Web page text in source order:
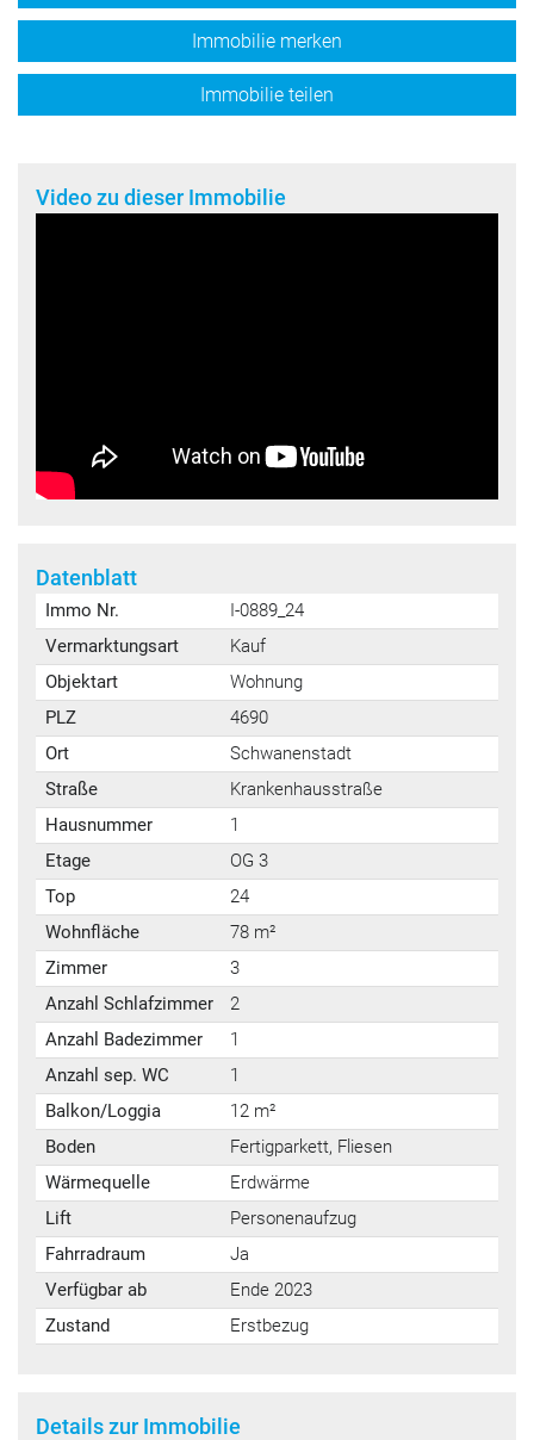
Immobilie merken
Immobilie teilen
Video zu dieser Immobilie
Datenblatt
Immo Nr.
I-0889_24
Vermarktungsart
Kauf
Objektart
Wohnung
PLZ
4690
Ort
Schwanenstadt
Straße
Krankenhausstraße
Hausnummer
1
Etage
OG 3
Top
24
Wohnfläche
78 m²
Zimmer
3
Anzahl Schlafzimmer
2
Anzahl Badezimmer
1
Anzahl sep. WC
1
Balkon/Loggia
12 m²
Boden
Fertigparkett, Fliesen
Wärmequelle
Erdwärme
Lift
Personenaufzug
Fahrradraum
Ja
Verfügbar ab
Ende 2023
Zustand
Erstbezug
Details zur Immobilie